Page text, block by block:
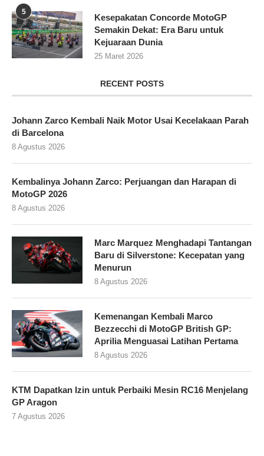
5
Kesepakatan Concorde MotoGP
Semakin Dekat: Era Baru untuk
Kejuaraan Dunia
25 Maret 2026
RECENT POSTS
Johann Zarco Kembali Naik Motor Usai Kecelakaan Parah
di Barcelona
8 Agustus 2026
Kembalinya Johann Zarco: Perjuangan dan Harapan di
MotoGP 2026
8 Agustus 2026
Marc Marquez Menghadapi Tantangan
Baru di Silverstone: Kecepatan yang
Menurun
8 Agustus 2026
Kemenangan Kembali Marco
Bezzecchi di MotoGP British GP:
Aprilia Menguasai Latihan Pertama
8 Agustus 2026
KTM Dapatkan Izin untuk Perbaiki Mesin RC16 Menjelang
GP Aragon
7 Agustus 2026